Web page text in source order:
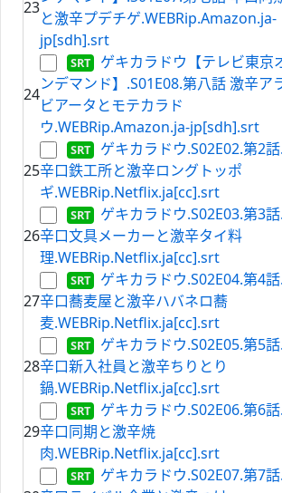
23
と激辛プデチゲ.WEBRip.Amazon.ja-
jp[sdh].srt
24
ゲキカラドウ【テレビ東京
ンデマンド】.S01E08.第八話 激辛ア
ビアータとモテカラド
ウ.WEBRip.Amazon.ja-jp[sdh].srt
25
ゲキカラドウ.S02E02.第2話.
辛口鉄工所と激辛ロングトッポ
ギ.WEBRip.Netflix.ja[cc].srt
26
ゲキカラドウ.S02E03.第3話.
辛口文具メーカーと激辛タイ料
理.WEBRip.Netflix.ja[cc].srt
27
ゲキカラドウ.S02E04.第4話.
辛口蕎麦屋と激辛ハバネロ蕎
麦.WEBRip.Netflix.ja[cc].srt
28
ゲキカラドウ.S02E05.第5話.
辛口新入社員と激辛ちりとり
鍋.WEBRip.Netflix.ja[cc].srt
29
ゲキカラドウ.S02E06.第6話.
辛口同期と激辛焼
肉.WEBRip.Netflix.ja[cc].srt
ゲキカラドウ.S02E07.第7話.